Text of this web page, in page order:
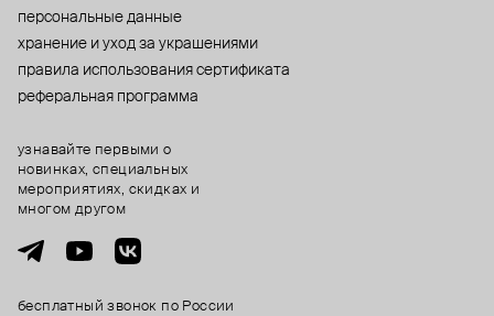
персональные данные
хранение и уход за украшениями
правила использования сертификата
реферальная программа
бесплатный звонок по России
узнавайте первыми о
новинках, специальных
мероприятиях, скидках и
многом другом